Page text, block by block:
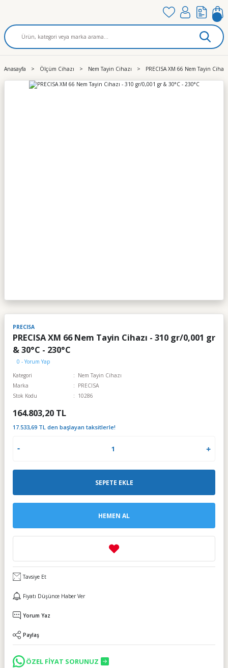
Anasayfa Ölçüm Cihazı Nem Tayin Cihazı PRECISA XM 66 Nem Tayin
PRECISA
PRECISA XM 66 Nem Tayin Cihazı - 310 gr/0,001 gr
& 30°C - 230°C
0 - Yorum Yap
Kategori
Nem Tayin Cihazı
Marka
PRECISA
Stok Kodu
10286
164.803,20 TL
17.533,69 TL den başlayan taksitlerle!
SEPETE EKLE
HEMEN AL
Tavsiye Et
Fiyatı Düşünce Haber Ver
Yorum Yaz
Paylaş
ÖZEL FİYAT SORUNUZ